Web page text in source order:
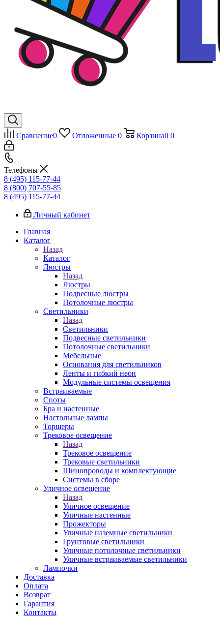
Сравнение0 Отложенные 0 Корзина0 0
Телефоны
8 (495) 115-77-44
8 (800) 707-55-85
8 (495) 115-77-44
Личный кабинет
Главная
Каталог
Назад
Каталог
Люстры
Назад
Люстры
Подвесные люстры
Потолочные люстры
Светильники
Назад
Светильники
Подвесные светильники
Потолочные светильники
Мебельные
Основания для светильников
Ленты и гибкий неон
Модульные системы освещения
Встраиваемые
Споты
Бра и настенные
Настольные лампы
Торшеры
Трековое освещение
Назад
Трековое освещение
Трековые светильники
Шинопроводы и комплектующие
Системы в сборе
Уличное освещение
Назад
Уличное освещение
Уличные настенные
Прожекторы
Уличные наземные светильники
Грунтовые светильники
Уличные потолочные светильники
Уличные встраиваемые светильники
Лампочки
Доставка
Оплата
Возврат
Гарантия
Контакты